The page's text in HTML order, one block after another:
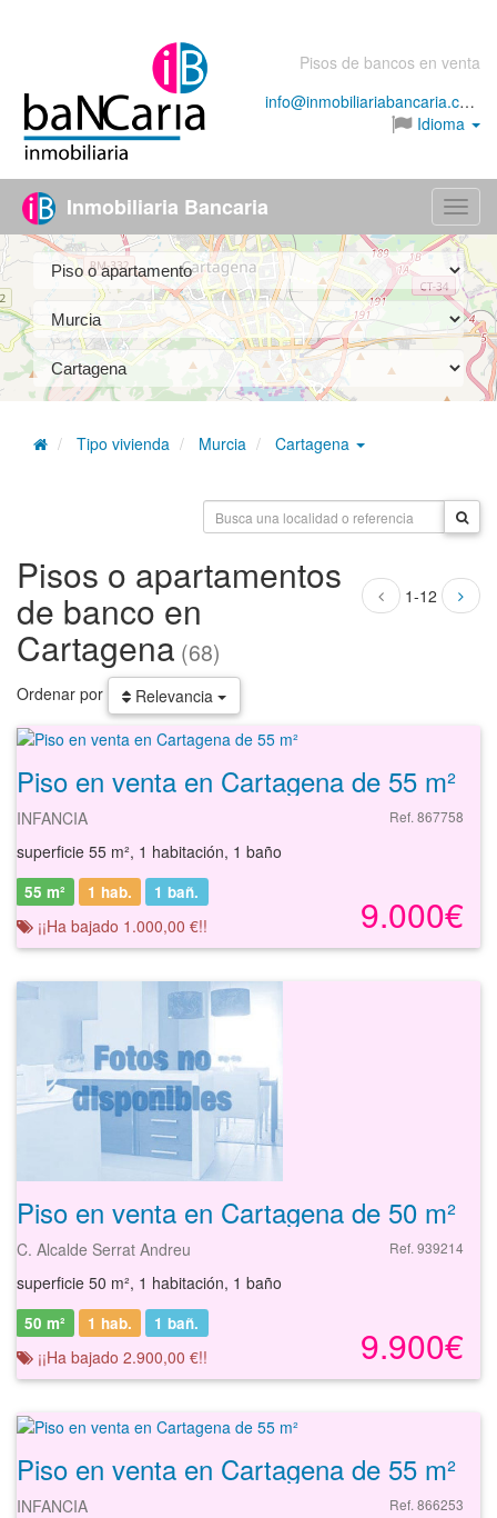
Pisos de bancos en venta
info@inmobiliariabancaria.com
Idioma
Menú
Inmobiliaria Bancaria
Tipo vivienda Murcia Cartagena
1-12
Pisos o apartamentos
de banco en
Cartagena (68)
Ordenar por Relevancia
Piso en venta en Cartagena de 55 m²
INFANCIA Ref. 867758
superficie 55 m², 1 habitación, 1 baño
9.000€
55 m² 1 hab. 1 bañ.
¡¡Ha bajado 1.000,00 €!!
Piso en venta en Cartagena de 50 m²
C. Alcalde Serrat Andreu Ref. 939214
superficie 50 m², 1 habitación, 1 baño
9.900€
50 m² 1 hab. 1 bañ.
¡¡Ha bajado 2.900,00 €!!
Piso en venta en Cartagena de 55 m²
INFANCIA Ref. 866253